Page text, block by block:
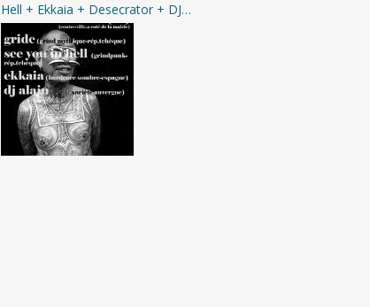
Hell + Ekkaia + Desecrator + DJ
Alain @ Montbrison